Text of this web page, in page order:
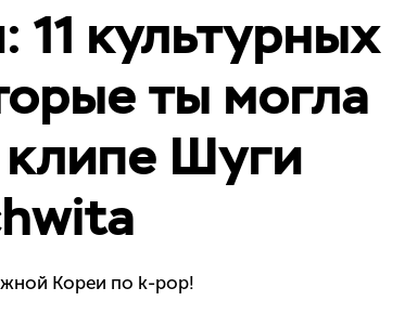
культурных
ты могла
клипе Шуги
Кореи по k-pop!